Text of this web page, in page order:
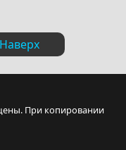
Наверх
При копировании